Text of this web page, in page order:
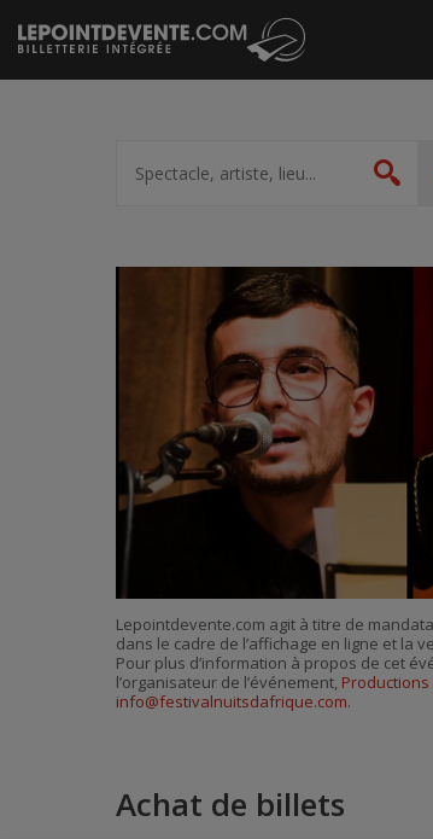
Passer
au
contenu
artiste,
lieu...
Lepointdevente.com agit à titre de
dans le cadre de l’affichage en ligne et la
Pour plus d’information à propos de cet
l’organisateur de l’événement,
info@festivalnuitsdafrique.com.
Achat de billets